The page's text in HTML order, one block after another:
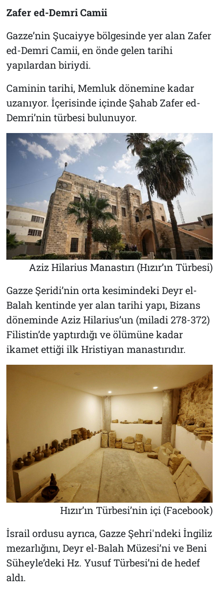
Zafer ed-Demri Camii
Gazze’nin Şucaiyye bölgesinde yer alan Zafer
ed-Demri Camii, en önde gelen tarihi
yapılardan biriydi.
Caminin tarihi, Memluk dönemine kadar
uzanıyor. İçerisinde içinde Şahab Zafer ed-
Demri’nin türbesi bulunuyor.
Aziz Hilarius Manastırı (Hızır’ın Türbesi)
Gazze Şeridi’nin orta kesimindeki Deyr el-
Balah kentinde yer alan tarihi yapı, Bizans
döneminde Aziz Hilarius’un (miladi 278-372)
Filistin’de yaptırdığı ve ölümüne kadar
ikamet ettiği ilk Hristiyan manastırıdır.
Hızır’ın Türbesi’nin içi (Facebook)
İsrail ordusu ayrıca, Gazze Şehri'ndeki İngiliz
mezarlığını, Deyr el-Balah Müzesi’ni ve Beni
Süheyle’deki Hz. Yusuf Türbesi’ni de hedef
aldı.